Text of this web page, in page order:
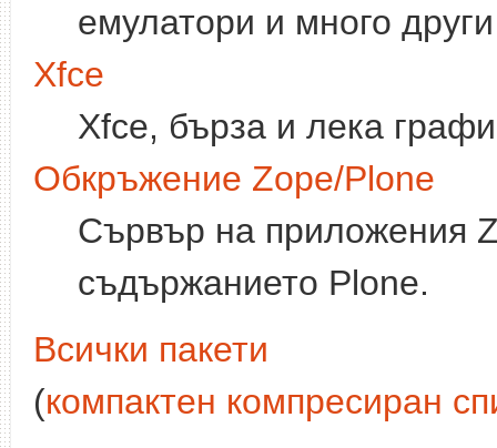
емулатори и много
Xfce
Xfce, бърза и лека
Обкръжение Zope/Plone
Сървър на приложения
съдържанието Plone.
Всички пакети
(компактен компресиран